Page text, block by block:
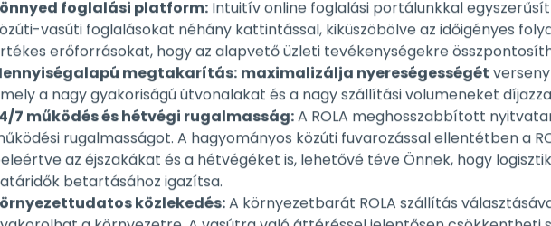
megtakarítás:maximalizálja nyereségességét
a nagy gyakoriságú útvonalakat és a nagy szállítási volumeneket
7 működés és hétvégi rugalmasság:A ROLA meghosszabbított
rugalmasságot. A hagyományos közúti fuvarozással ellentétben a
az éjszakákat és a hétvégéket is, lehetővé téve Önnek, hogy
betartásához igazítsa.
közlekedés:A környezetbarát ROLA szállítás
a környezetre. A vasútra való áttéréssel jelentősen csökkentheti
egy fenntarthatóbb logisztikai tájképhez.
mód:Maradjon távol az utaktól, és takarítson meg